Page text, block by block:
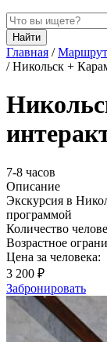
Найти
Главная /
/Никольск +
7-8 часов
Описание
Экскурсия в
программой
Количество
Возрастное
Цена за человека:
3 200 ₽
Забронировать